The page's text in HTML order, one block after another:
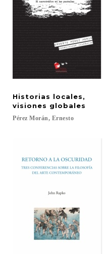
Historias locales,
visiones globales
Pérez Morán, Ernesto